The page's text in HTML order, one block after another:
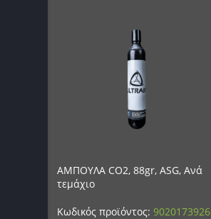
ΑΜΠΟΥΛΑ CO2, 88gr, ASG, Ανά
τεμάχιο
Κωδικός προϊόντος:9020173926